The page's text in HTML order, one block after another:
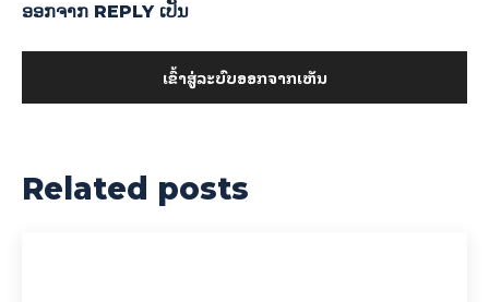
ອອກ​ຈາກ REPLY ເປັນ
ເຂົ້າ​ສູ່​ລະ​ບົບ​ອອກ​ຈາກ​ເຫັນ
Related posts